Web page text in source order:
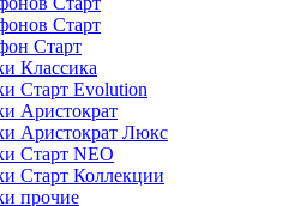
Старт
Старт
Классика
Старт Evolution
Аристократ
Аристократ Люкс
Старт NEO
Старт Коллекции
прочие